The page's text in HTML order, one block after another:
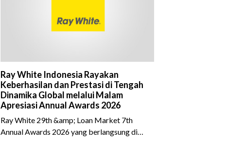
Ray White Indonesia Rayakan
Keberhasilan dan Prestasi di Tengah
Dinamika Global melalui Malam
Apresiasi Annual Awards 2026
Ray White 29th &amp; Loan Market 7th
Annual Awards 2026 yang berlangsung di